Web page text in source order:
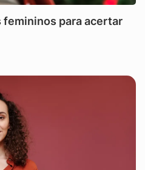
femininos para acertar